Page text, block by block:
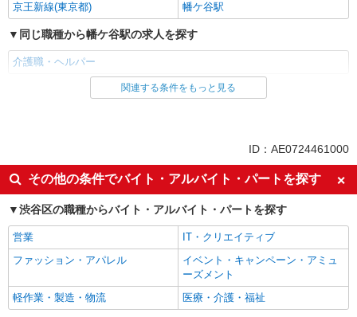
京王新線(東京都) 幡ケ谷駅
同じ職種から幡ケ谷駅の求人を探す
介護職・ヘルパー
同じ雇用形態から幡ケ谷駅の求人を探す
同じ特徴から幡ケ谷駅の求人を探す
入社日応相談
履歴書不要
Web面接OK
職場見学OKまたは説明会あり
未経験歓迎
経験者・有資格者歓迎
新卒・第二新卒歓迎
女性活躍中
主婦・主夫歓迎
フリーター歓迎
学歴不問
ブランクOK
関連する条件をもっと見る
ID：AE0724461000
その他の条件でバイト・アルバイト・パートを探す
渋谷区の職種からバイト・アルバイト・パートを探す
営業
IT・クリエイティブ
ファッション・アパレル
イベント・キャンペーン・アミュ
ーズメント
軽作業・製造・物流
医療・介護・福祉